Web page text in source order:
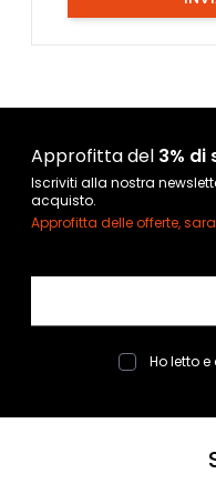
Approfitta del 3% di
Iscriviti alla nostra
acquisto.
Approfitta delle offerte,
Ho letto